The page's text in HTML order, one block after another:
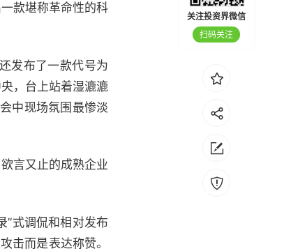
款堪称革命性的科
发布了一款代号为
，台上站着湿漉漉
中现场氛围最惨淡
言又止的成熟企业
式调侃和相对发布
击而是表达称赞。
关注投资界微信
扫码关注